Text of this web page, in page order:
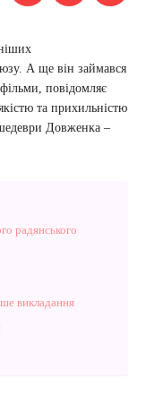
А ще він займався
повідомляє
та прихильністю
Довженка –
радянського
викладання